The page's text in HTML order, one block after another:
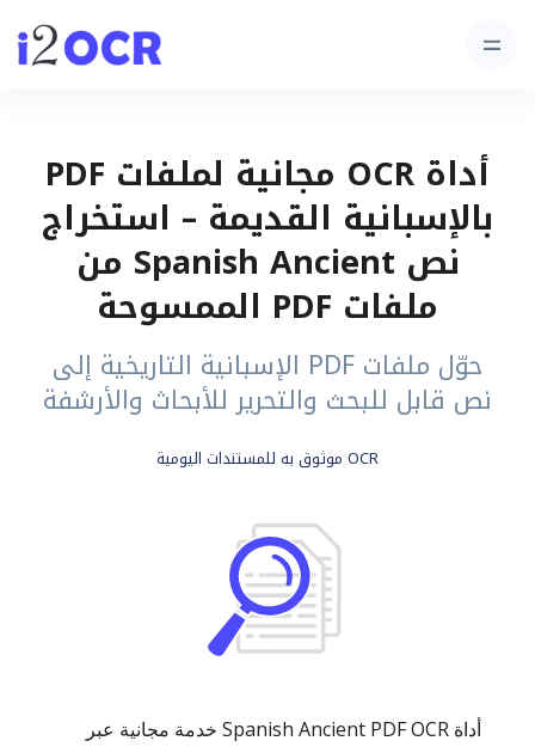
أداة OCR مجانية لملفات PDF
بالإسبانية القديمة – استخراج
نص Spanish Ancient من
ملفات PDF الممسوحة
حوّل ملفات PDF الإسبانية التاريخية إلى
نص قابل للبحث والتحرير للأبحاث والأرشفة
OCR موثوق به للمستندات اليومية
أداة Spanish Ancient PDF OCR خدمة مجانية عبر